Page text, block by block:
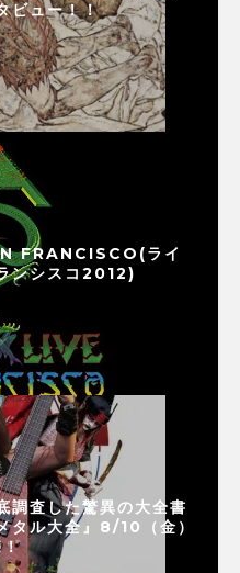
ビュー！！
FRANCISCO(ライ
ンシスコ2012)
調査した驚異の大全書
タル大全』8/10（金）
！